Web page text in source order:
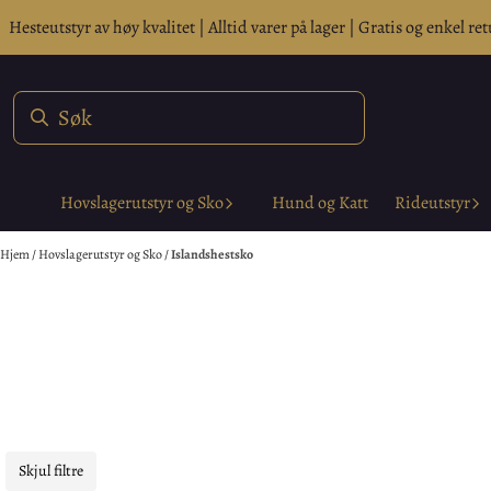
Hopp til innhold
Hesteutstyr av høy kvalitet | Alltid varer på lager | Gratis og enkel
Hovslagerutstyr og Sko Hund og Katt Rideutstyr
Hjem/Hovslagerutstyr og Sko/Islandshestsko
Skjul filtre